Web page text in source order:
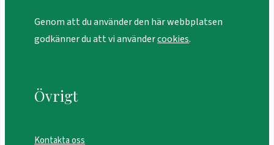
Genom att du använder den här webbplatsen
godkänner du att vi användercookies.
Övrigt
Kontakta oss